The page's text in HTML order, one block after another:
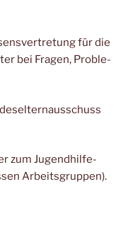
für die
bei Fra­gen, Pro­ble­
zum Jugend­hil­fe­
Arbeitsgruppen).